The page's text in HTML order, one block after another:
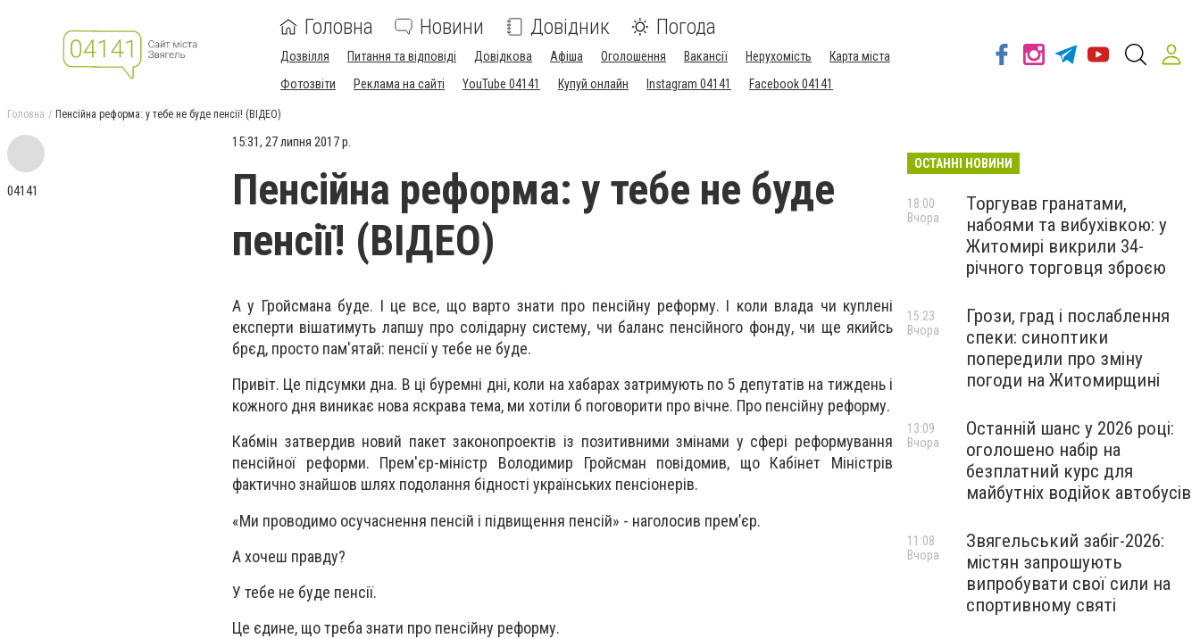
Головна Новини Довідник Погода
Дозвілля Питання та відповіді Довідкова Афіша Оголошення Вакансії Нерухомість
Карта міста
Фотозвіти
Реклама на сайті YouTube 04141 Купуй онлайн Instagram 04141 Facebook 04141
Головна Пенсійна реформа: у тебе не буде пенсії! (ВІДЕО)
04141
15:31, 27 липня 2017 р.
Пенсійна реформа: у тебе не буде
пенсії! (ВІДЕО)
А у Гройсмана буде. І це все, що варто знати про пенсійну реформу. І коли влада чи куплені
експерти вішатимуть лапшу про солідарну систему, чи баланс пенсійного фонду, чи ще якийсь
брєд, просто пам'ятай: пенсії у тебе не буде.
Привіт. Це підсумки дна. В ці буремні дні, коли на хабарах затримують по 5 депутатів на тиждень і
кожного дня виникає нова яскрава тема, ми хотіли б поговорити про вічне. Про пенсійну реформу.
Кабмін затвердив новий пакет законопроектів із позитивними змінами у сфері реформування
пенсійної реформи. Прем'єр-міністр Володимир Гройсман повідомив, що Кабінет Міністрів
фактично знайшов шлях подолання бідності українських пенсіонерів.
«Ми проводимо осучаснення пенсій і підвищення пенсій» - наголосив прем’єр.
А хочеш правду?
У тебе не буде пенсії.
Це єдине, що треба знати про пенсійну реформу.
ОСТАННІ НОВИНИ
Торгував гранатами,
набоями та вибухівкою: у
Житомирі викрили 34-
річного торговця зброєю
18:00
Вчора
Грози, град і послаблення
спеки: синоптики
попередили про зміну
погоди на Житомирщині
15:23
Вчора
Останній шанс у 2026 році:
оголошено набір на
безплатний курс для
майбутніх водійок автобусів
13:09
Вчора
Звягельський забіг-2026:
містян запрошують
випробувати свої сили на
спортивному святі
11:08
Вчора